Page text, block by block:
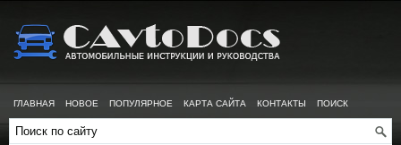
ГЛАВНАЯ НОВОЕ ПОПУЛЯРНОЕ КАРТА САЙТА КОНТАКТЫ ПОИСК